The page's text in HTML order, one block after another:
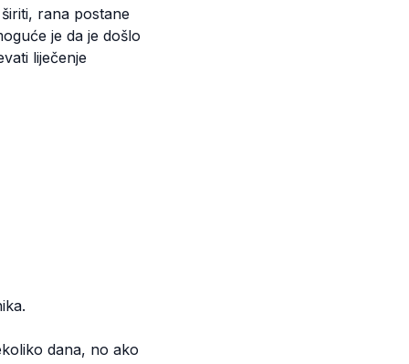
rana postane
je da je došlo
liječenje
dana, no ako